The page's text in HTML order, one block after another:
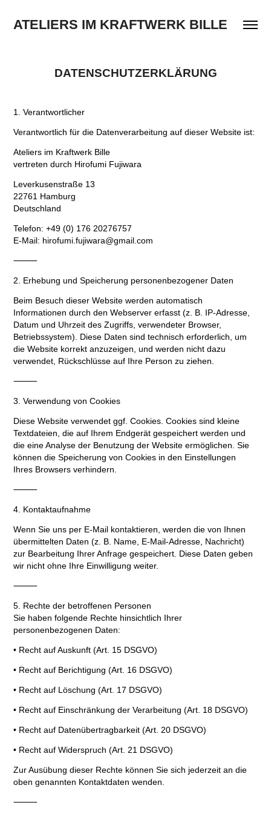
ATELIERS IM KRAFTWERK BILLE
DATENSCHUTZERKLÄRUNG
1. Verantwortlicher
Verantwortlich für die Datenverarbeitung auf dieser Website ist:
Ateliers im Kraftwerk Bille
vertreten durch Hirofumi Fujiwara
Leverkusenstraße 13
22761 Hamburg
Deutschland
Telefon: +49 (0) 176 20276757
E-Mail: hirofumi.fujiwara@gmail.com
⸻
2. Erhebung und Speicherung personenbezogener Daten
Beim Besuch dieser Website werden automatisch
Informationen durch den Webserver erfasst (z. B. IP-Adresse,
Datum und Uhrzeit des Zugriffs, verwendeter Browser,
Betriebssystem). Diese Daten sind technisch erforderlich, um
die Website korrekt anzuzeigen, und werden nicht dazu
verwendet, Rückschlüsse auf Ihre Person zu ziehen.
⸻
3. Verwendung von Cookies
Diese Website verwendet ggf. Cookies. Cookies sind kleine
Textdateien, die auf Ihrem Endgerät gespeichert werden und
die eine Analyse der Benutzung der Website ermöglichen. Sie
können die Speicherung von Cookies in den Einstellungen
Ihres Browsers verhindern.
⸻
4. Kontaktaufnahme
Wenn Sie uns per E-Mail kontaktieren, werden die von Ihnen
übermittelten Daten (z. B. Name, E-Mail-Adresse, Nachricht)
zur Bearbeitung Ihrer Anfrage gespeichert. Diese Daten geben
wir nicht ohne Ihre Einwilligung weiter.
⸻
5. Rechte der betroffenen Personen
Sie haben folgende Rechte hinsichtlich Ihrer
personenbezogenen Daten:
• Recht auf Auskunft (Art. 15 DSGVO)
• Recht auf Berichtigung (Art. 16 DSGVO)
• Recht auf Löschung (Art. 17 DSGVO)
• Recht auf Einschränkung der Verarbeitung (Art. 18 DSGVO)
• Recht auf Datenübertragbarkeit (Art. 20 DSGVO)
• Recht auf Widerspruch (Art. 21 DSGVO)
Zur Ausübung dieser Rechte können Sie sich jederzeit an die
oben genannten Kontaktdaten wenden.
⸻